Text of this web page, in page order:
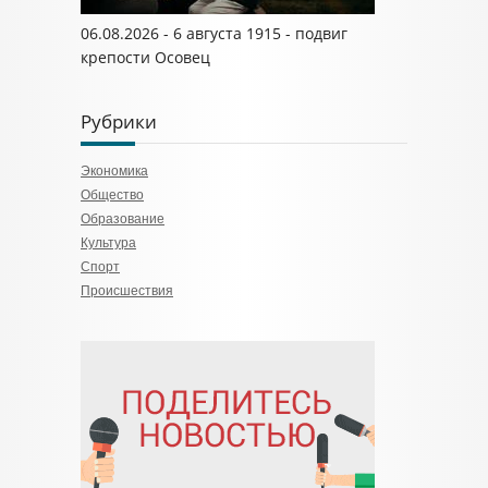
06.08.2026 - 6 августа 1915 - подвиг
крепости Осовец
Рубрики
Экономика
Общество
Образование
Культура
Спорт
Происшествия